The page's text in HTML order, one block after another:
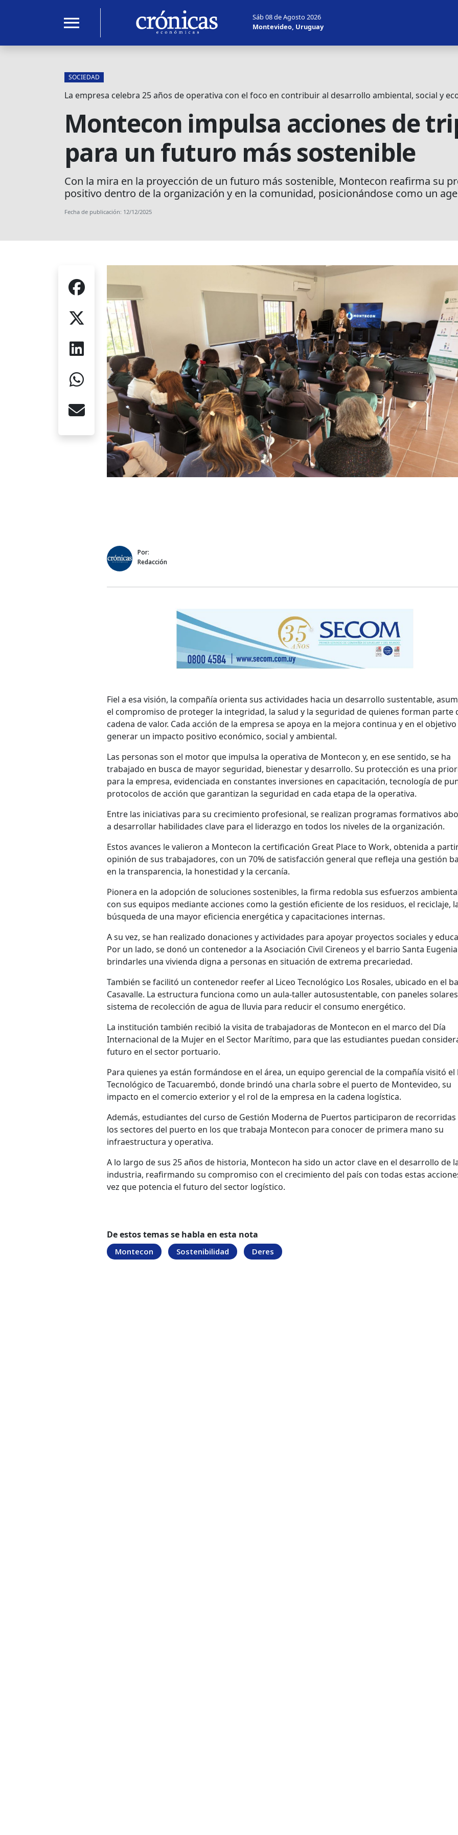
menu
Sáb 08 de Agosto 2026
Montevideo, Uruguay
SOCIEDAD
La empresa celebra 25 años de operativa con el foco en contribuir al desarrollo ambiental, social y
Montecon impulsa acciones de
para un futuro más sostenible
Con la mira en la proyección de un futuro más sostenible, Montecon reafirma su
positivo dentro de la organización y en la comunidad, posicionándose como un
Fecha de publicación: 12/12/2025
Por:
Redacción
Fiel a esa visión, la compañía orienta sus actividades hacia un desarrollo sustentable,
el compromiso de proteger la integridad, la salud y la seguridad de quienes forman parte
cadena de valor. Cada acción de la empresa se apoya en la mejora continua y en el
generar un impacto positivo económico, social y ambiental.
Las personas son el motor que impulsa la operativa de Montecon y, en ese sentido, se ha
trabajado en busca de mayor seguridad, bienestar y desarrollo. Su protección es una
para la empresa, evidenciada en constantes inversiones en capacitación, tecnología de
protocolos de acción que garantizan la seguridad en cada etapa de la operativa.
Entre las iniciativas para su crecimiento profesional, se realizan programas formativos
a desarrollar habilidades clave para el liderazgo en todos los niveles de la organización.
Estos avances le valieron a Montecon la certificación Great Place to Work, obtenida a
opinión de sus trabajadores, con un 70% de satisfacción general que refleja una gestión
en la transparencia, la honestidad y la cercanía.
Pionera en la adopción de soluciones sostenibles, la firma redobla sus esfuerzos
con sus equipos mediante acciones como la gestión eficiente de los residuos, el reciclaje,
búsqueda de una mayor eficiencia energética y capacitaciones internas.
A su vez, se han realizado donaciones y actividades para apoyar proyectos sociales y
Por un lado, se donó un contenedor a la Asociación Civil Cireneos y el barrio Santa
brindarles una vivienda digna a personas en situación de extrema precariedad.
También se facilitó un contenedor reefer al Liceo Tecnológico Los Rosales, ubicado en el
Casavalle. La estructura funciona como un aula-taller autosustentable, con paneles
sistema de recolección de agua de lluvia para reducir el consumo energético.
La institución también recibió la visita de trabajadoras de Montecon en el marco del Día
Internacional de la Mujer en el Sector Marítimo, para que las estudiantes puedan
futuro en el sector portuario.
Para quienes ya están formándose en el área, un equipo gerencial de la compañía visitó el
Tecnológico de Tacuarembó, donde brindó una charla sobre el puerto de Montevideo, su
impacto en el comercio exterior y el rol de la empresa en la cadena logística.
Además, estudiantes del curso de Gestión Moderna de Puertos participaron de
los sectores del puerto en los que trabaja Montecon para conocer de primera mano su
infraestructura y operativa.
A lo largo de sus 25 años de historia, Montecon ha sido un actor clave en el desarrollo de
industria, reafirmando su compromiso con el crecimiento del país con todas estas
vez que potencia el futuro del sector logístico.
De estos temas se habla en esta nota
Montecon Sostenibilidad Deres